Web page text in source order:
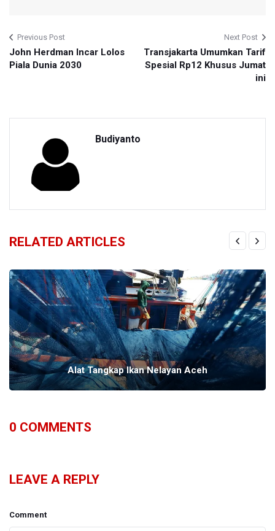
Previous Post
John Herdman Incar Lolos
Piala Dunia 2030
Next Post
Transjakarta Umumkan Tarif
Spesial Rp12 Khusus Jumat
ini
Budiyanto
RELATED ARTICLES
Alat Tangkap Ikan Nelayan Aceh
0 COMMENTS
LEAVE A REPLY
Comment